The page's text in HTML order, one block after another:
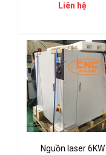
Liên hệ
Nguồn laser 6KW